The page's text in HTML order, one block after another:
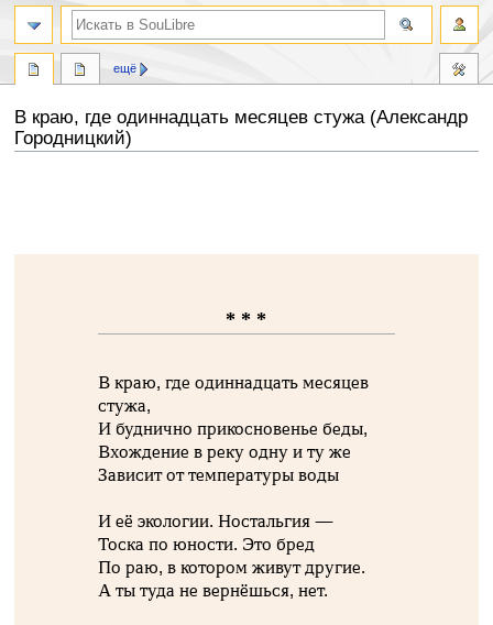
В краю, где одиннадцать месяцев стужа (Александр
Городницкий)
* * *
В краю, где одиннадцать месяцев
стужа,
И буднично прикосновенье беды,
Вхождение в реку одну и ту же
Зависит от температуры воды
И её экологии. Ностальгия —
Тоска по юности. Это бред
По раю, в котором живут другие.
А ты туда не вернёшься, нет.
ещё